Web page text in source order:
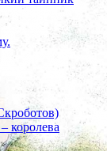
королева